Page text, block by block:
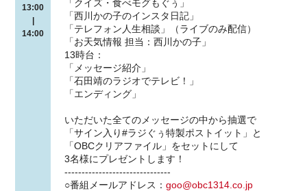
13:00
|
14:00
「クイズ・食べモグもぐぅ」
「西川かの子のインスタ日記」
「テレフォン人生相談」（ライブのみ配信）
「お天気情報 担当：西川かの子」
13時台：
「メッセージ紹介」
「石田靖のラジオでテレビ！」
「エンディング」
いただいた全てのメッセージの中から抽選で
「サイン入り#ラジぐぅ特製ポストイット」と
「OBCクリアファイル」をセットにして
3名様にプレゼントします！
-------------------------------
○番組メールアドレス：goo@obc1314.co.jp